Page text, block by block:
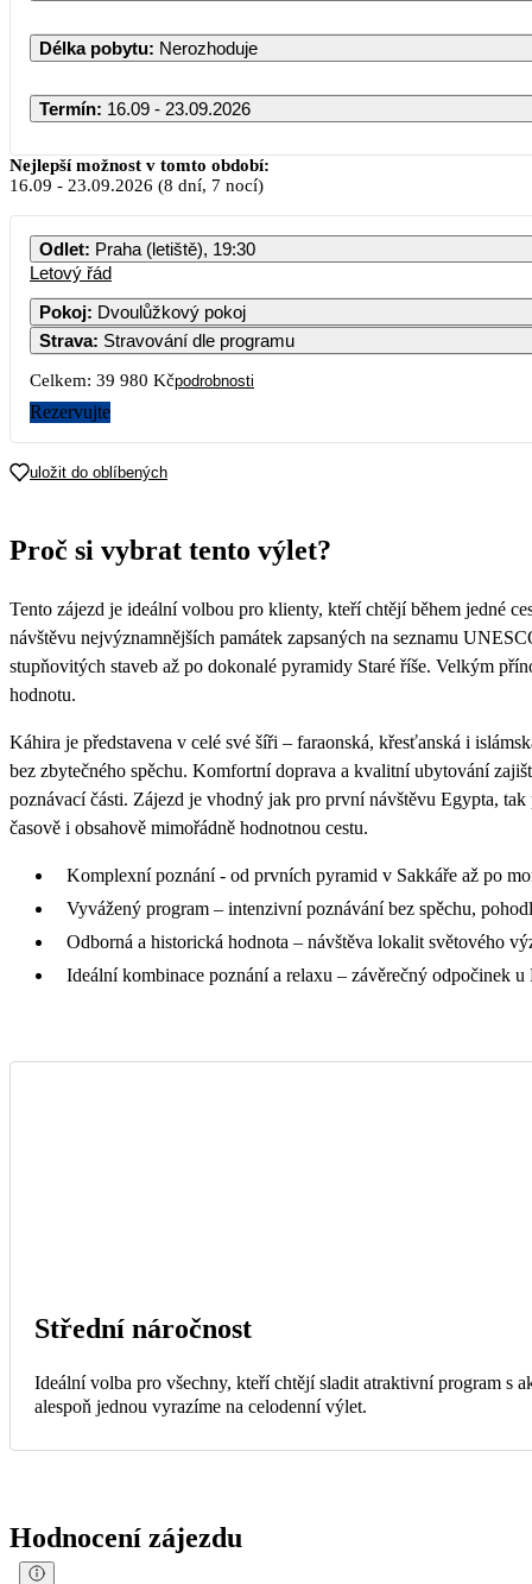
Délka pobytu: Nerozhoduje
Termín: 16.09 - 23.09.2026
Nejlepší možnost v tomto období:
16.09 - 23.09.2026 (8 dní, 7 nocí)
Odlet: Praha (letiště), 19:30
Letový řád
Pokoj: Dvoulůžkový pokoj
Strava: Stravování dle programu
Celkem: 39 980 Kčpodrobnosti
Rezervujte
uložit do oblíbených
Proč si vybrat tento výlet?
Tento zájezd je ideální volbou pro klienty, kteří chtějí během jedné
návštěvu nejvýznamnějších památek zapsaných na seznamu
stupňovitých staveb až po dokonalé pyramidy Staré říše. Velkým
hodnotu.
Káhira je představena v celé své šíři – faraonská, křesťanská i
bez zbytečného spěchu. Komfortní doprava a kvalitní ubytování
poznávací části. Zájezd je vhodný jak pro první návštěvu Egypta,
časově i obsahově mimořádně hodnotnou cestu.
Komplexní poznání - od prvních pyramid v Sakkáře až po
Vyvážený program – intenzivní poznávání bez spěchu,
Odborná a historická hodnota – návštěva lokalit světového
Ideální kombinace poznání a relaxu – závěrečný odpočinek
Střední náročnost
Ideální volba pro všechny, kteří chtějí sladit atraktivní program s
alespoň jednou vyrazíme na celodenní výlet.
Hodnocení zájezdu